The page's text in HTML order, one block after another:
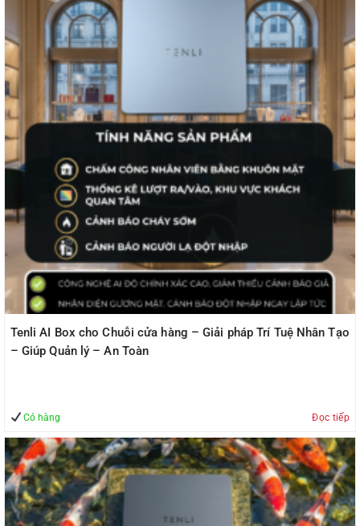
Tenli AI Box cho Chuỗi cửa hàng – Giải pháp Trí Tuệ Nhân Tạo
– Giúp Quản lý – An Toàn
Có hàng Đọc tiếp